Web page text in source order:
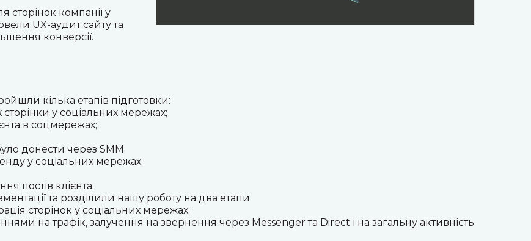
компанії у
UX-аудит сайту та
конверсії.
кілька етапів підготовки:
сторінки у соціальних мережах;
в соцмережах;
донести через SMM;
у соціальних мережах;
постів клієнта.
та розділили нашу роботу на два етапи:
сторінок у соціальних мережах;
на трафік, залучення на звернення через Messenger та Direct і на загальну активність